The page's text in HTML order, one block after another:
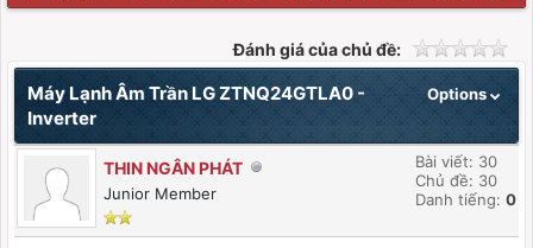
Đánh giá của chủ đề:
Options
Máy Lạnh Âm Trần LG ZTNQ24GTLA0 -
Inverter
THIN NGÂN PHÁT
Junior Member
Bài viết: 30
Chủ đề: 30
Danh tiếng: 0